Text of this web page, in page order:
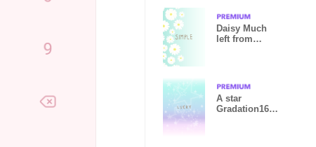
Daisy Much
left from
A star
Gradation16